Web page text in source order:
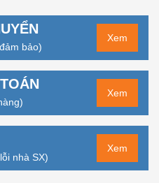
bảo)
Xem
Xem
nhà SX)
Xem